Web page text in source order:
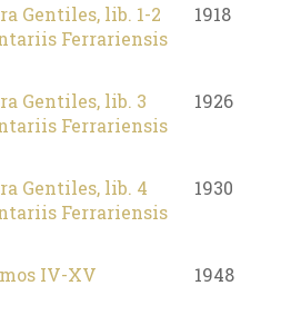
Gentiles, lib. 1-2
Ferrariensis
1918
Gentiles, lib. 3
Ferrariensis
1926
Gentiles, lib. 4
Ferrariensis
1930
IV-XV 1948